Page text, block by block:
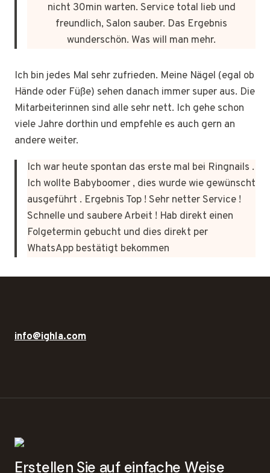
nicht 30min warten. Service total lieb und
freundlich, Salon sauber. Das Ergebnis
wunderschön. Was will man mehr.
Ich bin jedes Mal sehr zufrieden. Meine Nägel (egal ob
Hände oder Füße) sehen danach immer super aus. Die
Mitarbeiterinnen sind alle sehr nett. Ich gehe schon
viele Jahre dorthin und empfehle es auch gern an
andere weiter.
Ich war heute spontan das erste mal bei Ringnails .
Ich wollte Babyboomer , dies wurde wie gewünscht
ausgeführt . Ergebnis Top ! Sehr netter Service !
Schnelle und saubere Arbeit ! Hab direkt einen
Folgetermin gebucht und dies direkt per
WhatsApp bestätigt bekommen
info@ighla.com
Erstellen Sie auf einfache Weise